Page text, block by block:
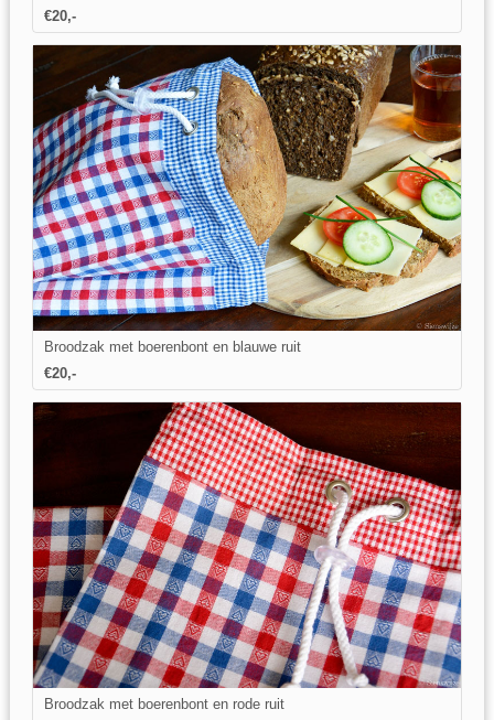
€20,-
Broodzak met boerenbont en blauwe ruit
€20,-
Broodzak met boerenbont en rode ruit